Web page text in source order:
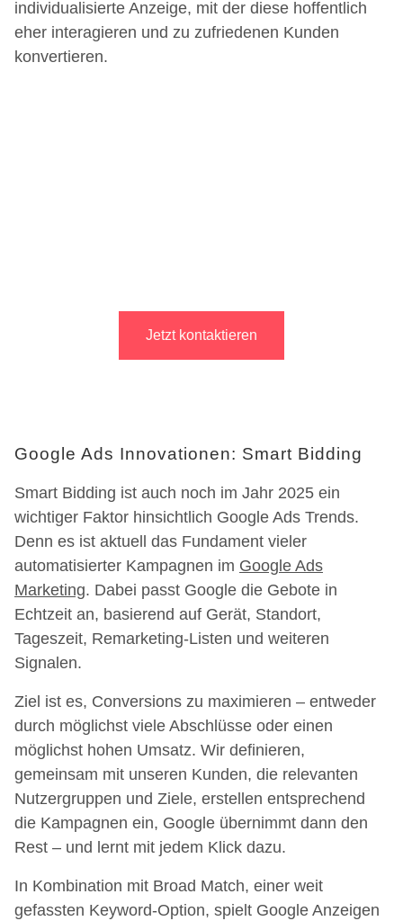
individualisierte Anzeige, mit der diese hoffentlich
eher interagieren und zu zufriedenen Kunden
konvertieren.
Jetzt kontaktieren
Google Ads Innovationen: Smart Bidding
Smart Bidding ist auch noch im Jahr 2025 ein
wichtiger Faktor hinsichtlich Google Ads Trends.
Denn es ist aktuell das Fundament vieler
automatisierter Kampagnen im Google Ads
Marketing. Dabei passt Google die Gebote in
Echtzeit an, basierend auf Gerät, Standort,
Tageszeit, Remarketing-Listen und weiteren
Signalen.
Ziel ist es, Conversions zu maximieren – entweder
durch möglichst viele Abschlüsse oder einen
möglichst hohen Umsatz. Wir definieren,
gemeinsam mit unseren Kunden, die relevanten
Nutzergruppen und Ziele, erstellen entsprechend
die Kampagnen ein, Google übernimmt dann den
Rest – und lernt mit jedem Klick dazu.
In Kombination mit Broad Match, einer weit
gefassten Keyword-Option, spielt Google Anzeigen